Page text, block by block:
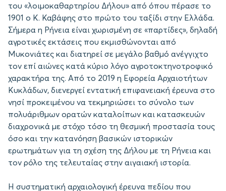
του «λοιμοκαθαρτηρίου Δήλου» από όπου πέρασε το
1901 ο Κ. Καβάφης στο πρώτο του ταξίδι στην Ελλάδα.
Σήμερα η Ρήνεια είναι χωρισμένη σε «παρτίδες», δηλαδή
αγροτικές εκτάσεις που εκμισθώνονται από
Μυκονιάτες και διατηρεί σε μεγάλο βαθμό ανέγγιχτο
τον επί αιώνες κατά κύριο λόγο αγροτοκτηνοτροφικό
χαρακτήρα της. Από το 2019 η Εφορεία Αρχαιοτήτων
Κυκλάδων, διενεργεί εντατική επιφανειακή έρευνα στο
νησί προκειμένου να τεκμηριώσει το σύνολο των
πολυάριθμων ορατών καταλοίπων και κατασκευών
διαχρονικά με στόχο τόσο τη θεσμική προστασία τους
όσο και την κατανόηση βασικών ιστορικών
ερωτημάτων για τη σχέση της Δήλου με τη Ρήνεια και
τον ρόλο της τελευταίας στην αιγαιακή ιστορία.
Η συστηματική αρχαιολογική έρευνα πεδίου που